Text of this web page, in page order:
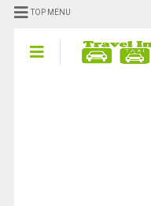
TOP MENU